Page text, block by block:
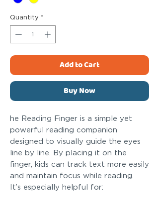
Quantity *
Add to Cart
Buy Now
he Reading Finger is a simple yet
powerful reading companion
designed to visually guide the eyes
line by line. By placing it on the
finger, kids can track text more easily
and maintain focus while reading.
It’s especially helpful for: